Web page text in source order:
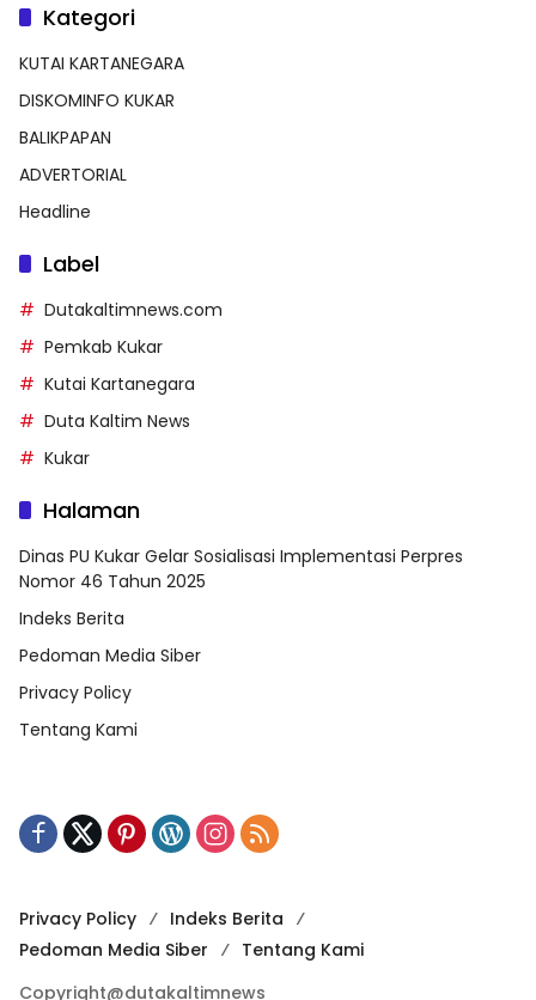
Kategori
KUTAI KARTANEGARA
DISKOMINFO KUKAR
BALIKPAPAN
ADVERTORIAL
Headline
Label
Dutakaltimnews.com
Pemkab Kukar
Kutai Kartanegara
Duta Kaltim News
Kukar
Halaman
Dinas PU Kukar Gelar Sosialisasi Implementasi Perpres
Nomor 46 Tahun 2025
Indeks Berita
Pedoman Media Siber
Privacy Policy
Tentang Kami
Privacy Policy
Indeks Berita
Pedoman Media Siber
Tentang Kami
Copyright@dutakaltimnews